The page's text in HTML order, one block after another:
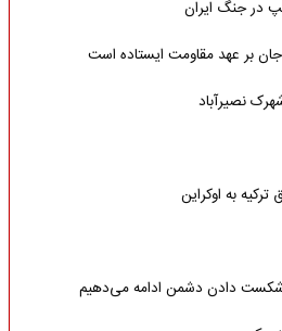
در جنگ ایران
بر عهد مقاومت ایستاده است
نصیرآباد
به اوکراین
شکست دادن دشمن ادامه می‌دهیم